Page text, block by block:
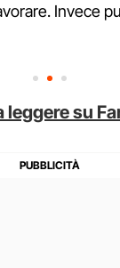
Invece
leggere su